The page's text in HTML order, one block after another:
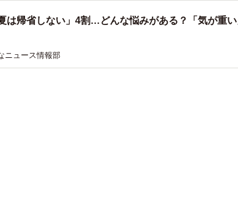
は帰省しない」4割…どんな悩みがある？「気が重
ニュース情報部